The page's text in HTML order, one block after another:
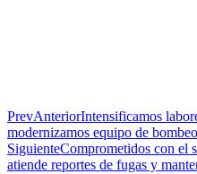
PrevAnteriorIntensificamos
modernizamos equipo de bombeo
SiguienteComprometidos con
atiende reportes de fugas y